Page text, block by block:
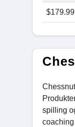
$179.99
spilling
coaching